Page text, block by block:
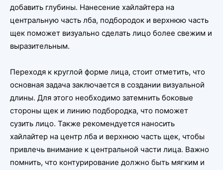
добавить глубины. Нанесение хайлайтера на
центральную часть лба, подбородок и верхнюю часть
щек поможет визуально сделать лицо более свежим и
выразительным.
Переходя к круглой форме лица, стоит отметить, что
основная задача заключается в создании визуальной
длины. Для этого необходимо затемнить боковые
стороны щек и линию подбородка, что поможет
сузить лицо. Также рекомендуется наносить
хайлайтер на центр лба и верхнюю часть щек, чтобы
привлечь внимание к центральной части лица. Важно
помнить, что контурирование должно быть мягким и